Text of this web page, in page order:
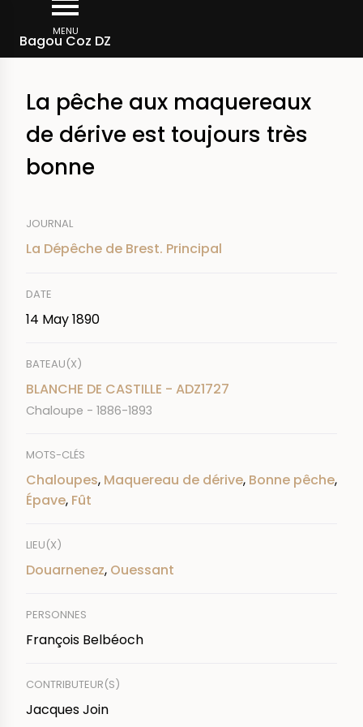
main
MENU
Bagou Coz DZ
Breadcrumb
La pêche aux maquereaux
de dérive est toujours très
bonne
JOURNAL
La Dépêche de Brest. Principal
DATE
14 May 1890
BATEAU(X)
BLANCHE DE CASTILLE - ADZ1727
Chaloupe - 1886-1893
MOTS-CLÉS
Chaloupes, Maquereau de dérive, Bonne pêche,
Épave, Fût
LIEU(X)
Douarnenez, Ouessant
PERSONNES
François Belbéoch
CONTRIBUTEUR(S)
Jacques Join